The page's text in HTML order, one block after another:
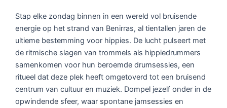
Stap elke zondag binnen in een wereld vol bruisende
energie op het strand van Benirras, al tientallen jaren de
ultieme bestemming voor hippies. De lucht pulseert met
de ritmische slagen van trommels als hippiedrummers
samenkomen voor hun beroemde drumsessies, een
ritueel dat deze plek heeft omgetoverd tot een bruisend
centrum van cultuur en muziek. Dompel jezelf onder in de
opwindende sfeer, waar spontane jamsessies en